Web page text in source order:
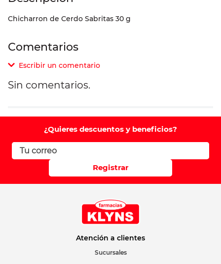
Chicharron de Cerdo Sabritas 30 g
Comentarios
Escribir un comentario
Comentario
Califique el producto de 1 a 5 estrellas
Correo electrónico
Sin comentarios.
¿Quieres descuentos y beneficios?
Registrar
Atención a clientes
Sucursales